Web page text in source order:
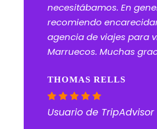
necesitábamos. En
recomiendo
agencia de viajes para
Marruecos. Muchas
THOMAS RELLS
Usuario de TripAdvisor